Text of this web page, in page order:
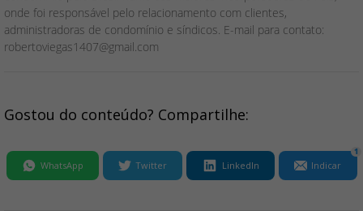
onde foi responsável pelo relacionamento com clientes,
administradoras de condomínio e síndicos. E-mail para contato:
robertoviegas1407@gmail.com
Gostou do conteúdo? Compartilhe:
WhatsApp Twitter LinkedIn Indicar
1